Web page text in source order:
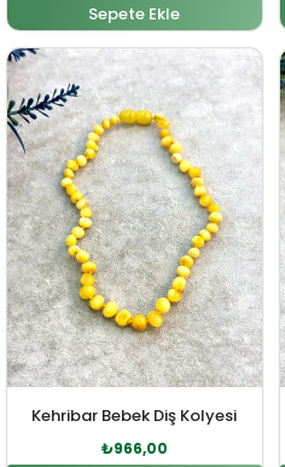
Sepete Ekle
Kehribar Bebek Diş Kolyesi
Orijinal fiyat: ₺1.062,00.
₺966,00
Şu andaki